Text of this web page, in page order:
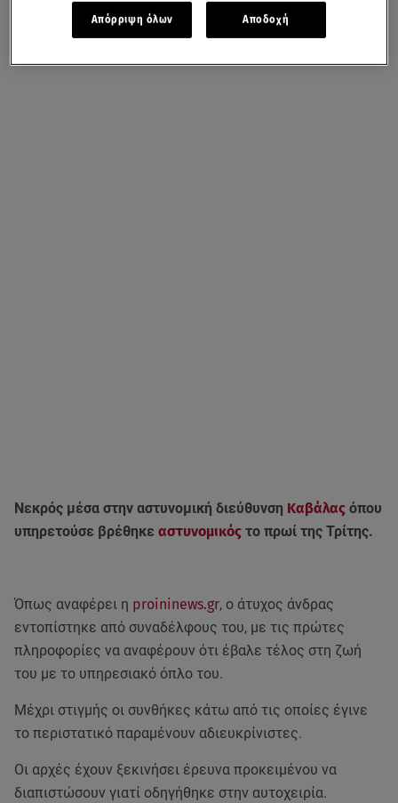
Νεκρός μέσα στην αστυνομική διεύθυνση Καβάλας όπου
υπηρετούσε βρέθηκε αστυνομικός το πρωί της Τρίτης.
Όπως αναφέρει η proininews.gr, ο άτυχος άνδρας
εντοπίστηκε από συναδέλφους του, με τις πρώτες
πληροφορίες να αναφέρουν ότι έβαλε τέλος στη ζωή
του με το υπηρεσιακό όπλο του.
Μέχρι στιγμής οι συνθήκες κάτω από τις οποίες έγινε
το περιστατικό παραμένουν αδιευκρίνιστες.
Οι αρχές έχουν ξεκινήσει έρευνα προκειμένου να
διαπιστώσουν γιατί οδηγήθηκε στην αυτοχειρία.
Απόρριψη όλων Αποδοχή